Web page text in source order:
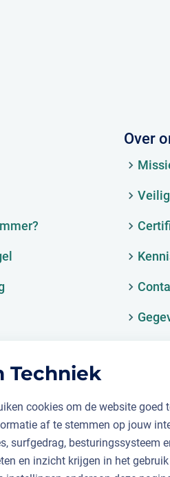
Techniek
cookies om de website goed
af te stemmen op jouw
surfgedrag, besturingssysteem
en inzicht krijgen in het
Over